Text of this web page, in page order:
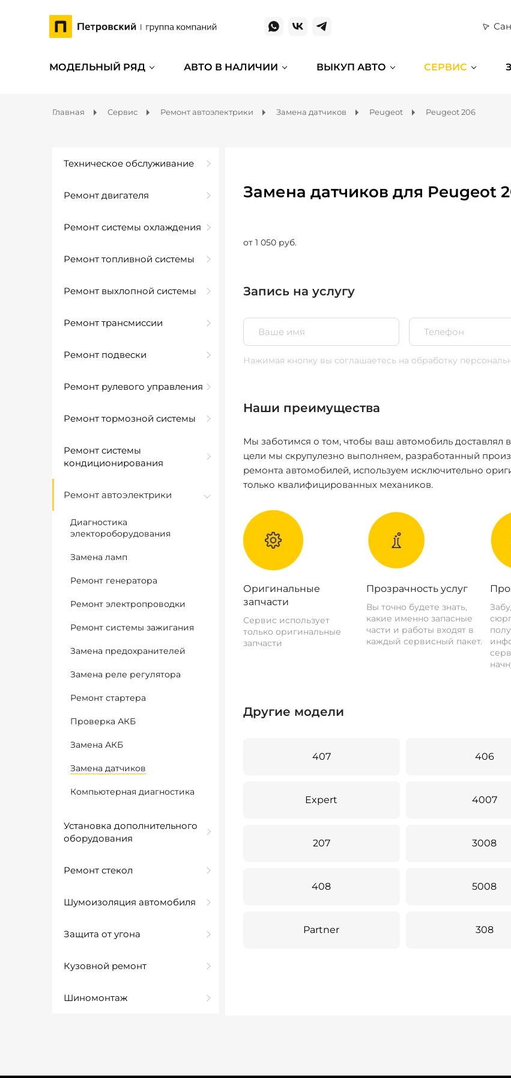
МОДЕЛЬНЫЙ РЯД АВТО В НАЛИЧИИ ВЫКУП АВТО СЕРВИС
Главная Сервис Ремонт автоэлектрики Замена датчиков Peugeot Peugeot 206
Техническое обслуживание
Ремонт двигателя
Ремонт системы охлаждения
Ремонт топливной системы
Ремонт выхлопной системы
Ремонт трансмиссии
Ремонт подвески
Ремонт рулевого управления
Ремонт тормозной системы
Ремонт системы
кондиционирования
Ремонт автоэлектрики
Диагностика
электороборудования
Замена ламп
Ремонт генератора
Ремонт электропроводки
Ремонт системы зажигания
Замена предохранителей
Замена реле регулятора
Ремонт стартера
Проверка АКБ
Замена АКБ
Замена датчиков
Компьютерная диагностика
Установка дополнительного
оборудования
Ремонт стекол
Шумоизоляция автомобиля
Защита от угона
Кузовной ремонт
Шиномонтаж
Замена датчиков для Peugeot
от 1 050 руб.
Запись на услугу
Нажимая кнопку вы соглашаетесь на обработку
Наши преимущества
Мы заботимся о том, чтобы ваш автомобиль доставлял
цели мы скрупулезно выполняем, разработанный
ремонта автомобилей, используем исключительно
только квалифицированных механиков.
Оригинальные
запчасти
Сервис использует
только оригинальные
запчасти
Прозрачность услуг
Вы точно будете знать,
какие именно запасные
части и работы входят в
каждый сервисный пакет.
Другие модели
407 406
Expert 4007
207 3008
408 5008
Partner 308